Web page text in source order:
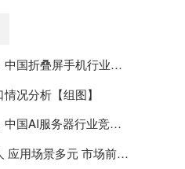
机行业投融资及兼并重组分析
况分析【组图】
器行业竞争格局及市场份额
多元 市场前景广阔【组图】